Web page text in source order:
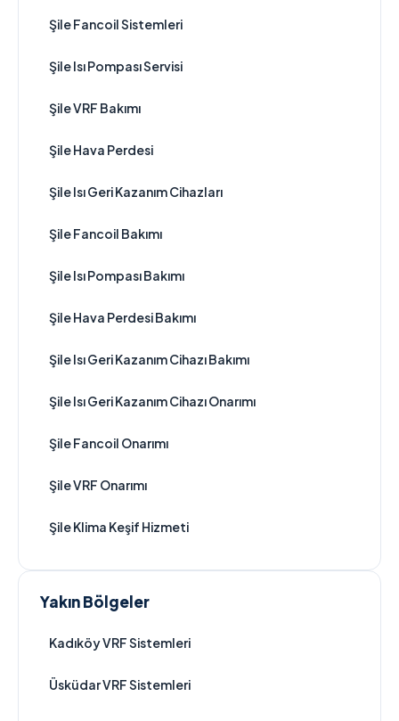
Şile Fancoil Sistemleri
Şile Isı Pompası Servisi
Şile VRF Bakımı
Şile Hava Perdesi
Şile Isı Geri Kazanım Cihazları
Şile Fancoil Bakımı
Şile Isı Pompası Bakımı
Şile Hava Perdesi Bakımı
Şile Isı Geri Kazanım Cihazı Bakımı
Şile Isı Geri Kazanım Cihazı Onarımı
Şile Fancoil Onarımı
Şile VRF Onarımı
Şile Klima Keşif Hizmeti
Yakın Bölgeler
Kadıköy VRF Sistemleri
Üsküdar VRF Sistemleri